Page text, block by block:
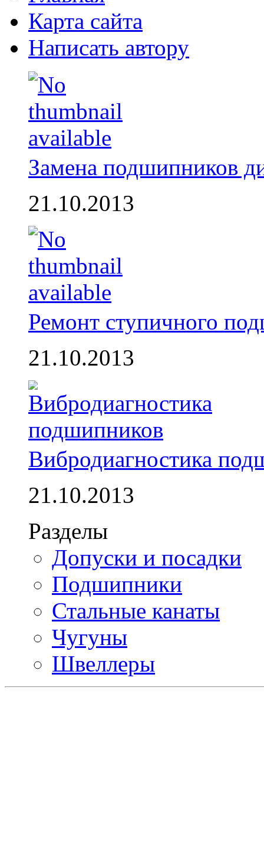
Карта сайта
Написать автору
Замена подшипников
21.10.2013
Ремонт ступичного
21.10.2013
Вибродиагностика
21.10.2013
Разделы
Допуски и посадки
Подшипники
Стальные канаты
Чугуны
Швеллеры